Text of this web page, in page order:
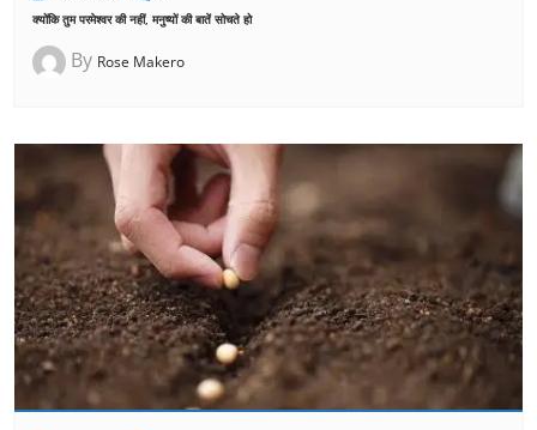
क्योंकि तुम परमेश्वर की नहीं, मनुष्यों की बातें सोचते हो
By Rose Makero